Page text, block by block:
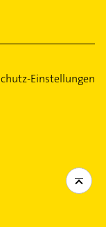
Einstellungen